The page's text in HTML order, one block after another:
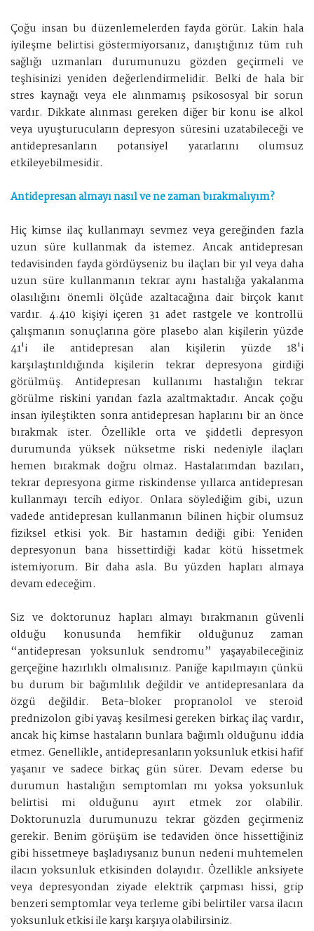
Çoğu insan bu düzenlemelerden fayda görür. Lakin hala
iyileşme belirtisi göstermiyorsanız, danıştığınız tüm ruh
sağlığı uzmanları durumunuzu gözden geçirmeli ve
teşhisinizi yeniden değerlendirmelidir. Belki de hala bir
stres kaynağı veya ele alınmamış psikososyal bir sorun
vardır. Dikkate alınması gereken diğer bir konu ise alkol
veya uyuşturucuların depresyon süresini uzatabileceği ve
antidepresanların potansiyel yararlarını olumsuz
etkileyebilmesidir.
Antidepresan almayı nasıl ve ne zaman bırakmalıyım?
Hiç kimse ilaç kullanmayı sevmez veya gereğinden fazla
uzun süre kullanmak da istemez. Ancak antidepresan
tedavisinden fayda gördüyseniz bu ilaçları bir yıl veya daha
uzun süre kullanmanın tekrar aynı hastalığa yakalanma
olasılığını önemli ölçüde azaltacağına dair birçok kanıt
vardır. 4.410 kişiyi içeren 31 adet rastgele ve kontrollü
çalışmanın sonuçlarına göre plasebo alan kişilerin yüzde
41'i ile antidepresan alan kişilerin yüzde 18'i
karşılaştırıldığında kişilerin tekrar depresyona girdiği
görülmüş. Antidepresan kullanımı hastalığın tekrar
görülme riskini yarıdan fazla azaltmaktadır. Ancak çoğu
insan iyileştikten sonra antidepresan haplarını bir an önce
bırakmak ister. Özellikle orta ve şiddetli depresyon
durumunda yüksek nüksetme riski nedeniyle ilaçları
hemen bırakmak doğru olmaz. Hastalarımdan bazıları,
tekrar depresyona girme riskindense yıllarca antidepresan
kullanmayı tercih ediyor. Onlara söylediğim gibi, uzun
vadede antidepresan kullanmanın bilinen hiçbir olumsuz
fiziksel etkisi yok. Bir hastamın dediği gibi: Yeniden
depresyonun bana hissettirdiği kadar kötü hissetmek
istemiyorum. Bir daha asla. Bu yüzden hapları almaya
devam edeceğim.
Siz ve doktorunuz hapları almayı bırakmanın güvenli
olduğu konusunda hemfikir olduğunuz zaman
“antidepresan yoksunluk sendromu” yaşayabileceğiniz
gerçeğine hazırlıklı olmalısınız. Paniğe kapılmayın çünkü
bu durum bir bağımlılık değildir ve antidepresanlara da
özgü değildir. Beta-bloker propranolol ve steroid
prednizolon gibi yavaş kesilmesi gereken birkaç ilaç vardır,
ancak hiç kimse hastaların bunlara bağımlı olduğunu iddia
etmez. Genellikle, antidepresanların yoksunluk etkisi hafif
yaşanır ve sadece birkaç gün sürer. Devam ederse bu
durumun hastalığın semptomları mı yoksa yoksunluk
belirtisi mi olduğunu ayırt etmek zor olabilir.
Doktorunuzla durumunuzu tekrar gözden geçirmeniz
gerekir. Benim görüşüm ise tedaviden önce hissettiğiniz
gibi hissetmeye başladıysanız bunun nedeni muhtemelen
ilacın yoksunluk etkisinden dolayıdır. Özellikle anksiyete
veya depresyondan ziyade elektrik çarpması hissi, grip
benzeri semptomlar veya terleme gibi belirtiler varsa ilacın
yoksunluk etkisi ile karşı karşıya olabilirsiniz.